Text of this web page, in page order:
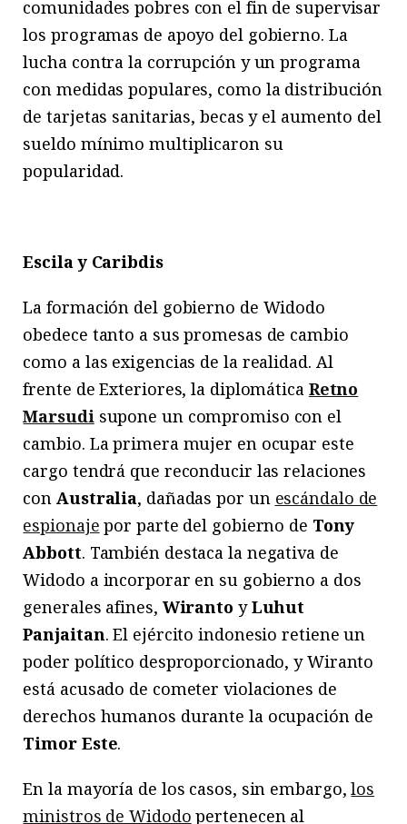
comunidades pobres con el fin de supervisar
los programas de apoyo del gobierno. La
lucha contra la corrupción y un programa
con medidas populares, como la distribución
de tarjetas sanitarias, becas y el aumento del
sueldo mínimo multiplicaron su
popularidad.
Escila y Caribdis
La formación del gobierno de Widodo
obedece tanto a sus promesas de cambio
como a las exigencias de la realidad. Al
frente de Exteriores, la diplomática Retno
Marsudi supone un compromiso con el
cambio. La primera mujer en ocupar este
cargo tendrá que reconducir las relaciones
conAustralia, dañadas por un escándalo de
espionaje por parte del gobierno de Tony
Abbott. También destaca la negativa de
Widodo a incorporar en su gobierno a dos
generales afines, Wiranto yLuhut
Panjaitan. El ejército indonesio retiene un
poder político desproporcionado, y Wiranto
está acusado de cometer violaciones de
derechos humanos durante la ocupación de
Timor Este.
En la mayoría de los casos, sin embargo,los
ministros de Widodo pertenecen al